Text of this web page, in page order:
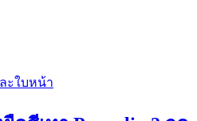
ะใบหน้า